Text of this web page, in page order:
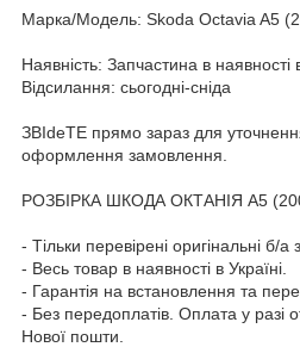
Марка/Модель: Skoda Octavia A5
Наявність: Запчастина в наявності в
Відсилання: сьогодні-сніда
ЗВІdeТЕ прямо зараз для
оформлення замовлення.
РОЗБІРКА ШКОДА ОКТАНІЯ A5
- Тільки перевірені оригінальні б/а
- Весь товар в наявності в Україні.
- Гарантія на встановлення та
- Без передоплатів. Оплата у разі
Нової пошти.